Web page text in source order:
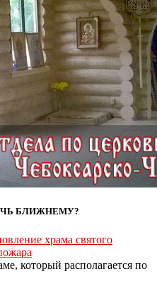
БЛИЖНЕМУ?
храма святого
который располагается по